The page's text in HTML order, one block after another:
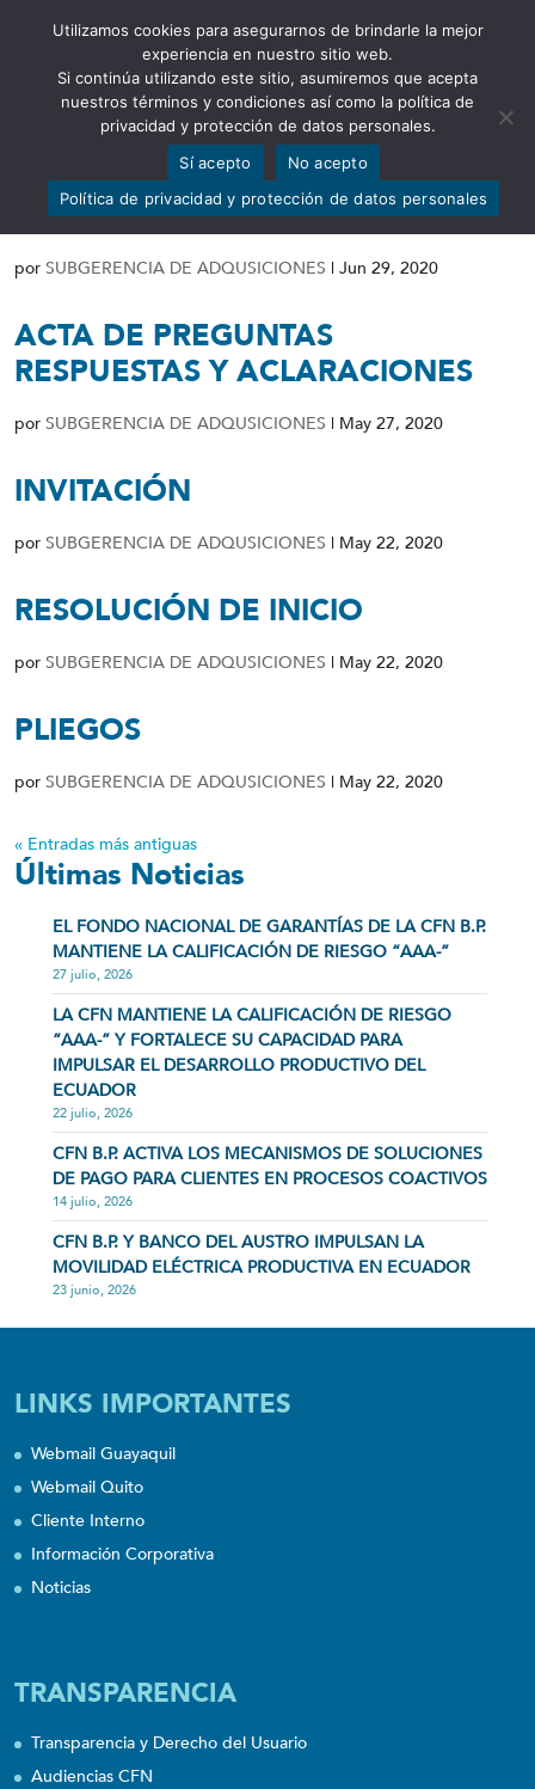
Abrir barra de herramientas
RESOLUCIÓN DE PROCESO
DESIERTO
por SUBGERENCIA DE ADQUSICIONES | Jun 29, 2020
ACTA DE PREGUNTAS
RESPUESTAS Y ACLARACIONES
por SUBGERENCIA DE ADQUSICIONES | May 27, 2020
INVITACIÓN
por SUBGERENCIA DE ADQUSICIONES | May 22, 2020
RESOLUCIÓN DE INICIO
por SUBGERENCIA DE ADQUSICIONES | May 22, 2020
PLIEGOS
por SUBGERENCIA DE ADQUSICIONES | May 22, 2020
« Entradas más antiguas
Últimas Noticias
EL FONDO NACIONAL DE GARANTÍAS DE LA CFN B.P.
MANTIENE LA CALIFICACIÓN DE RIESGO “AAA-”
27 julio, 2026
LA CFN MANTIENE LA CALIFICACIÓN DE RIESGO
“AAA-” Y FORTALECE SU CAPACIDAD PARA
IMPULSAR EL DESARROLLO PRODUCTIVO DEL
ECUADOR
22 julio, 2026
CFN B.P. ACTIVA LOS MECANISMOS DE SOLUCIONES
DE PAGO PARA CLIENTES EN PROCESOS COACTIVOS
14 julio, 2026
CFN B.P. Y BANCO DEL AUSTRO IMPULSAN LA
MOVILIDAD ELÉCTRICA PRODUCTIVA EN ECUADOR
23 junio, 2026
LINKS IMPORTANTES
Webmail Guayaquil
Webmail Quito
Cliente Interno
Información Corporativa
Noticias
TRANSPARENCIA
Transparencia y Derecho del Usuario
Audiencias CFN
Utilizamos cookies para asegurarnos de brindarle la mejor
experiencia en nuestro sitio web.
Si continúa utilizando este sitio, asumiremos que acepta
nuestros términos y condiciones así como la política de
privacidad y protección de datos personales.
Sí acepto
No acepto
Política de privacidad y protección de datos personales